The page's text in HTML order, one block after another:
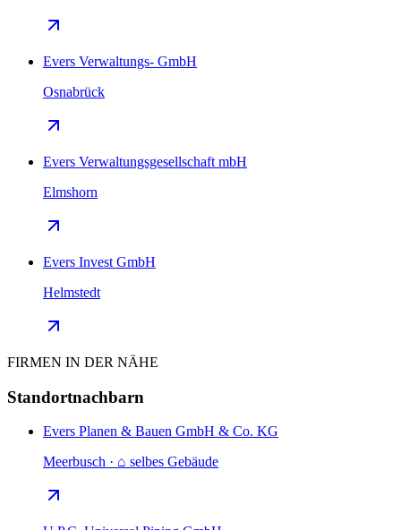
Evers Verwaltungs- GmbH
Osnabrück
Evers Verwaltungsgesellschaft mbH
Elmshorn
Evers Invest GmbH
Helmstedt
FIRMEN IN DER NÄHE
Standortnachbarn
Evers Planen & Bauen GmbH & Co. KG
Meerbusch · ⌂ selbes Gebäude